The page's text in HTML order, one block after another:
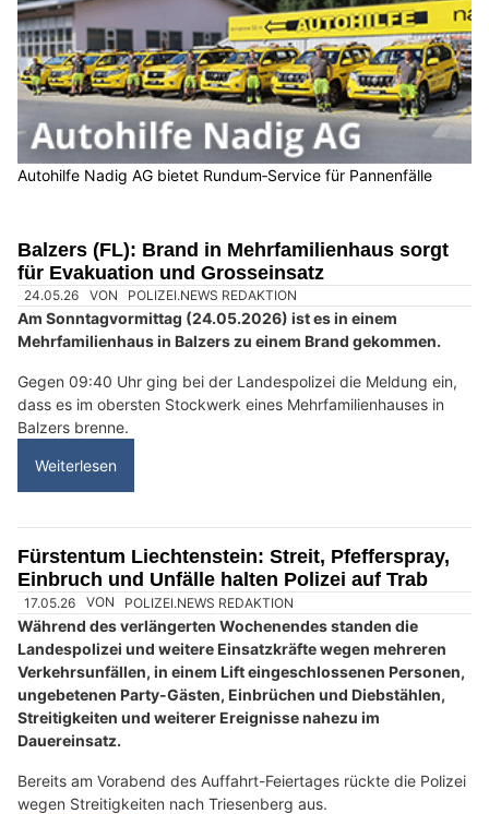
Autohilfe Nadig AG bietet Rundum‑Service für Pannenfälle
Balzers (FL): Brand in Mehrfamilienhaus sorgt
für Evakuation und Grosseinsatz
24.05.26 VON POLIZEI.NEWS REDAKTION
Am Sonntagvormittag (24.05.2026) ist es in einem
Mehrfamilienhaus in Balzers zu einem Brand gekommen.
Gegen 09:40 Uhr ging bei der Landespolizei die Meldung ein,
dass es im obersten Stockwerk eines Mehrfamilienhauses in
Balzers brenne.
Weiterlesen
Fürstentum Liechtenstein: Streit, Pfefferspray,
Einbruch und Unfälle halten Polizei auf Trab
17.05.26 VON POLIZEI.NEWS REDAKTION
Während des verlängerten Wochenendes standen die
Landespolizei und weitere Einsatzkräfte wegen mehreren
Verkehrsunfällen, in einem Lift eingeschlossenen Personen,
ungebetenen Party-Gästen, Einbrüchen und Diebstählen,
Streitigkeiten und weiterer Ereignisse nahezu im
Dauereinsatz.
Bereits am Vorabend des Auffahrt-Feiertages rückte die Polizei
wegen Streitigkeiten nach Triesenberg aus.